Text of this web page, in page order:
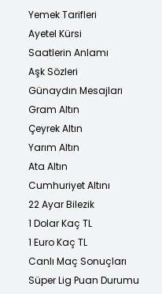
Yemek Tarifleri
Ayetel Kürsi
Saatlerin Anlamı
Aşk Sözleri
Günaydın Mesajları
Gram Altın
Çeyrek Altın
Yarım Altın
Ata Altın
Cumhuriyet Altını
22 Ayar Bilezik
1 Dolar Kaç TL
1 Euro Kaç TL
Canlı Maç Sonuçları
Süper Lig Puan Durumu